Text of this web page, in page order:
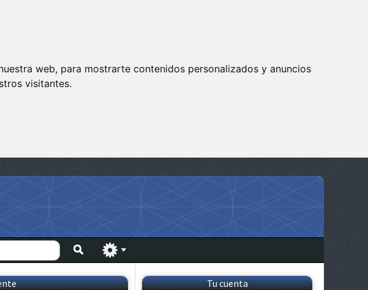
web, para mostrarte contenidos personalizados y anuncios
visitantes.
Tu cuenta